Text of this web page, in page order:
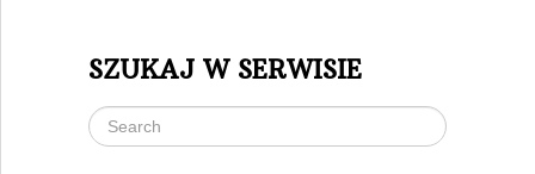
SZUKAJ W SERWISIE